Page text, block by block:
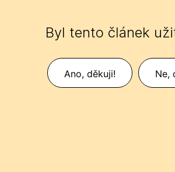
Byl tento článek
Ano, děkuji! Ne,